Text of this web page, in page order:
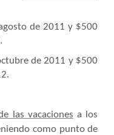
de 2011 y $500
de 2011 y $500
las vacaciones a los
como punto de